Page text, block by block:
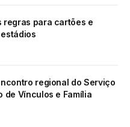
regras para cartões e
regional do Serviço
de Vínculos e Família